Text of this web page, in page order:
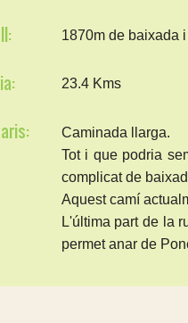
1870m de baixada
23.4 Kms
Caminada llarga.
Tot i que podria
complicat de
Aquest camí
L'última part de la
permet anar de